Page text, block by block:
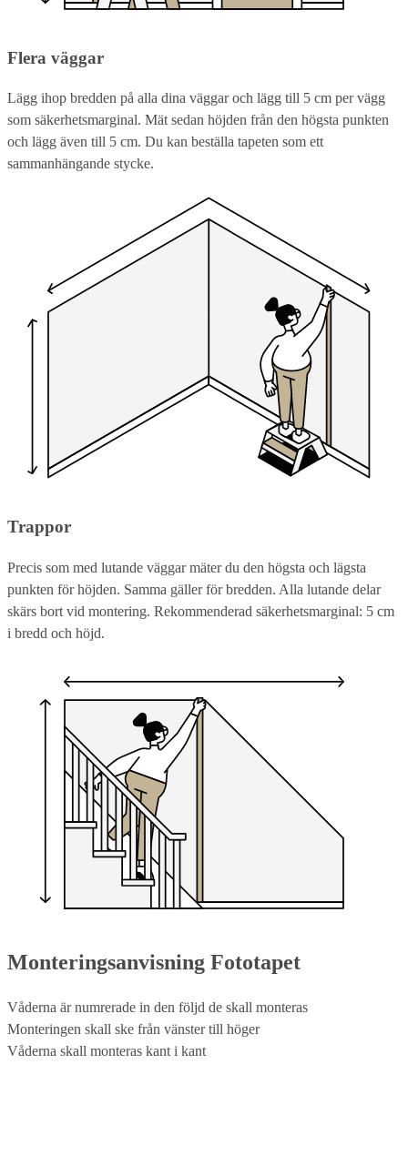
Flera väggar
Lägg ihop bredden på alla dina väggar och lägg till 5 cm per vägg
som säkerhetsmarginal. Mät sedan höjden från den högsta punkten
och lägg även till 5 cm. Du kan beställa tapeten som ett
sammanhängande stycke.
Trappor
Precis som med lutande väggar mäter du den högsta och lägsta
punkten för höjden. Samma gäller för bredden. Alla lutande delar
skärs bort vid montering. Rekommenderad säkerhetsmarginal: 5 cm
i bredd och höjd.
Monteringsanvisning Fototapet
Våderna är numrerade in den följd de skall monteras
Monteringen skall ske från vänster till höger
Våderna skall monteras kant i kant